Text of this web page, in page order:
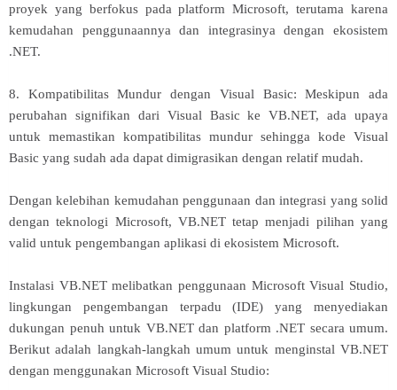
proyek yang berfokus pada platform Microsoft, terutama karena
kemudahan penggunaannya dan integrasinya dengan ekosistem
.NET.
8. Kompatibilitas Mundur dengan Visual Basic: Meskipun ada
perubahan signifikan dari Visual Basic ke VB.NET, ada upaya
untuk memastikan kompatibilitas mundur sehingga kode Visual
Basic yang sudah ada dapat dimigrasikan dengan relatif mudah.
Dengan kelebihan kemudahan penggunaan dan integrasi yang solid
dengan teknologi Microsoft, VB.NET tetap menjadi pilihan yang
valid untuk pengembangan aplikasi di ekosistem Microsoft.
Instalasi VB.NET melibatkan penggunaan Microsoft Visual Studio,
lingkungan pengembangan terpadu (IDE) yang menyediakan
dukungan penuh untuk VB.NET dan platform .NET secara umum.
Berikut adalah langkah-langkah umum untuk menginstal VB.NET
dengan menggunakan Microsoft Visual Studio: